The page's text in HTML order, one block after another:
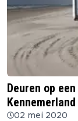
Deuren op
Kennemerland
02 mei 2020